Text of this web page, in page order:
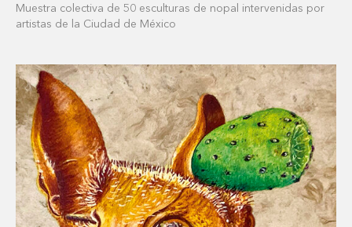
Muestra colectiva de 50 esculturas de nopal intervenidas por
artistas de la Ciudad de México